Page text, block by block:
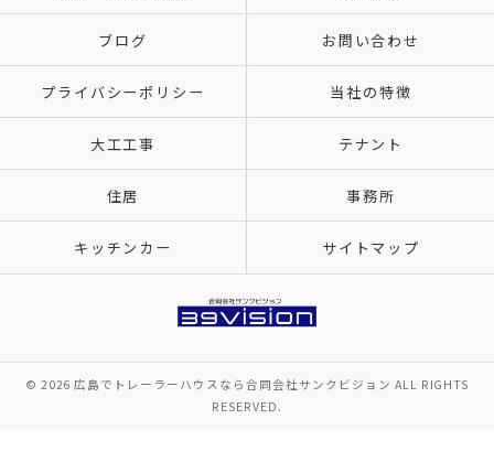
ブログ お問い合わせ
プライバシーポリシー 当社の特徴
大工工事 テナント
住居 事務所
キッチンカー サイトマップ
© 2026 広島でトレーラーハウスなら合同会社サンクビジョン ALL RIGHTS
RESERVED.